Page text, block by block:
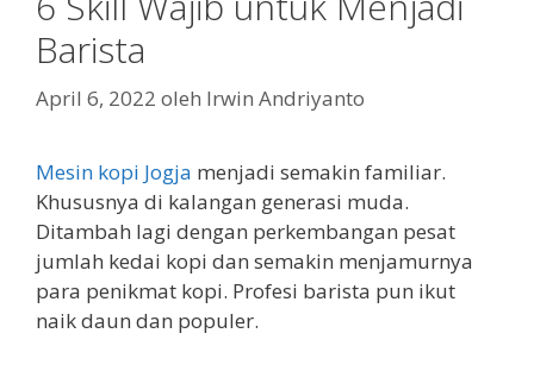
Barista
April 6, 2022 oleh Irwin Andriyanto
Mesin kopi Jogja menjadi semakin familiar.
Khususnya di kalangan generasi muda.
Ditambah lagi dengan perkembangan pesat
jumlah kedai kopi dan semakin menjamurnya
para penikmat kopi. Profesi barista pun ikut
naik daun dan populer.